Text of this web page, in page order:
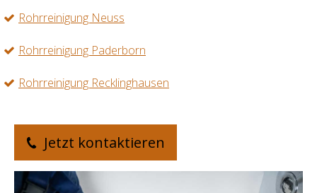
Rohrreinigung Neuss
Rohrreinigung Paderborn
Rohrreinigung Recklinghausen
Jetzt kontaktieren